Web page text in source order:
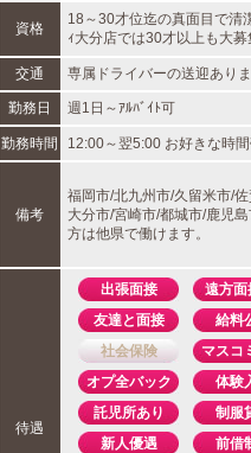
資格
18～30才位迄の真面目で
ｨ大分店では30才以上も大募
交通 専属ドライバーの送迎あり
勤務日 週1日～ｱﾙﾊﾞｲﾄ可
勤務時間 12:00～翌5:00 お好きな時
備考
福岡市/北九州市/久留米市/
大分市/宮崎市/都城市/鹿児
方は他県で働けます。
待遇
出張面接
遠方面
友達と面接
給料
社会保険
マスコ
オプ全バック
体験
託児所あり
制服
新人優遇
前借